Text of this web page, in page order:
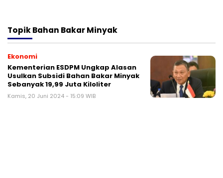
TopikBahan Bakar Minyak
Ekonomi
Kementerian ESDPM Ungkap Alasan
Usulkan Subsidi Bahan Bakar Minyak
Sebanyak 19,99 Juta Kiloliter
Kamis, 20 Juni 2024 - 15:09 WIB